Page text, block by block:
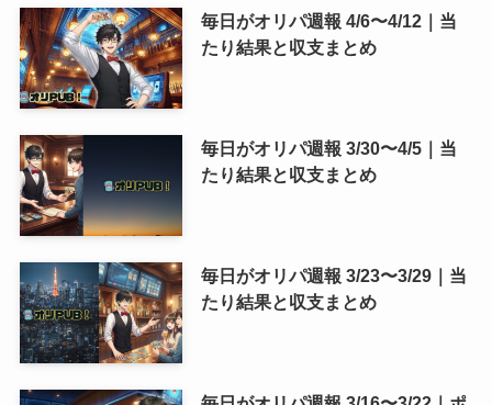
毎日がオリパ週報 4/6〜4/12｜当
たり結果と収支まとめ
毎日がオリパ週報 3/30〜4/5｜当
たり結果と収支まとめ
毎日がオリパ週報 3/23〜3/29｜当
たり結果と収支まとめ